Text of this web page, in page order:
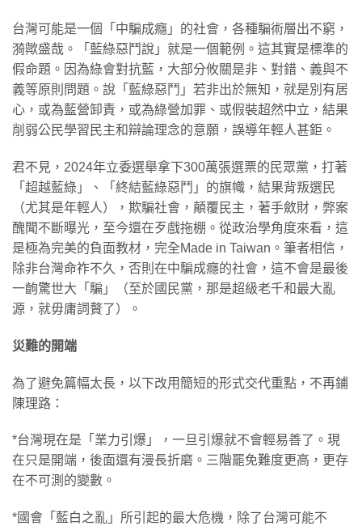
台灣可能是一個「中騙成癮」的社會，各種騙術層出不窮，
漪歟盛哉。「藍綠惡鬥說」就是一個範例。這其實是標準的
假命題。因為綠會對抗藍，大部分攸關是非、對錯、義與不
義等原則問題。說「藍綠惡鬥」若非出於無知，就是別有居
心，或為藍營卸責，或為綠營加罪、或假裝超然中立，結果
削弱公民學習民主和辯論理念的意願，誤導年輕人甚鉅。
君不見，2024年立委選舉拿下300萬張選票的民眾黨，打著
「超越藍綠」、「終結藍綠惡鬥」的旗幟，結果背叛選民
（尤其是年輕人），欺騙社會，顛覆民主，著手斂財，弊案
醜聞不斷曝光，至今還在歹戲拖棚。從政治學角度來看，這
是極為完美的負面教材，完全Made in Taiwan。筆者相信，
除非台灣命祚不久，否則在中騙成癮的社會，這不會是最後
一齣驚世大「騙」（至於國民黨，那是超級老千和最大亂
源，就毋庸詞贅了）。
災難的開端
為了避免篇幅太長，以下改用簡短的形式交代重點，不再鋪
陳理路：
*台灣現在是「業力引爆」，一旦引爆就不會輕易善了。現
在只是開端，後面還有漫長折磨。三階罷免難度更高，更存
在不可測的變數。
*國會「藍白之亂」所引起的最大危機，除了台灣可能不